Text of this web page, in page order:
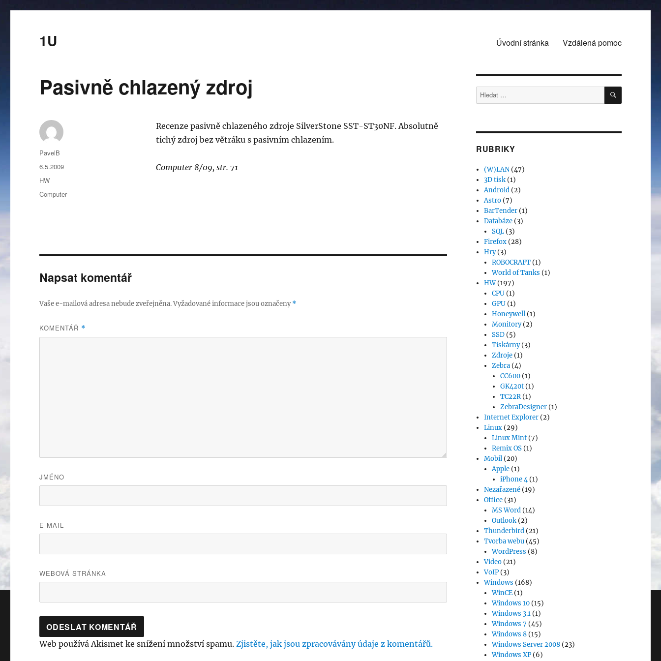
1U Úvodní stránka Vzdálená pomoc
Pasivně chlazený zdroj
Recenze pasivně chlazeného zdroje SilverStone SST-ST30NF. Absolutně
tichý zdroj bez větráku s pasivním chlazením.
Computer 8/09, str. 71
Autor:
PavelB
Publikováno:
6.5.2009
Rubriky:
HW
Štítky:
Computer
Napsat komentář
Vaše e-mailová adresa nebude zveřejněna.Vyžadované informace jsou označeny*
KOMENTÁŘ *
JMÉNO
E-MAIL
WEBOVÁ STRÁNKA
Web používá Akismet ke snížení množství spamu.Zjistěte, jak jsou zpracovávány údaje z komentářů.
Hledat: HLEDÁNÍ
RUBRIKY
(W)LAN (47)
3D tisk (1)
Android (2)
Astro (7)
BarTender (1)
Databáze (3)
SQL (3)
Firefox (28)
Hry(3)
ROBOCRAFT (1)
World of Tanks (1)
HW(197)
CPU (1)
GPU (1)
Honeywell (1)
Monitory(2)
SSD (5)
Tiskárny(3)
Zdroje (1)
Zebra (4)
CC600(1)
GK420t(1)
TC22R(1)
ZebraDesigner(1)
Internet Explorer (2)
Linux (29)
Linux Mint (7)
Remix OS (1)
Mobil (20)
Apple (1)
iPhone 4(1)
Nezařazené (19)
Office (31)
MS Word (14)
Outlook (2)
Thunderbird (21)
Tvorba webu (45)
WordPress (8)
Video (21)
VoIP (3)
Windows (168)
WinCE (1)
Windows 10 (15)
Windows 3.1 (1)
Windows 7 (45)
Windows 8 (15)
Windows Server 2008 (23)
Windows XP (6)